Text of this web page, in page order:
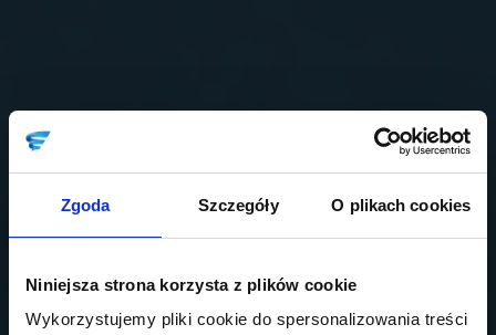
Zgoda Szczegóły O plikach cookies
Niniejsza strona korzysta z plików cookie
Wykorzystujemy pliki cookie do spersonalizowania treści